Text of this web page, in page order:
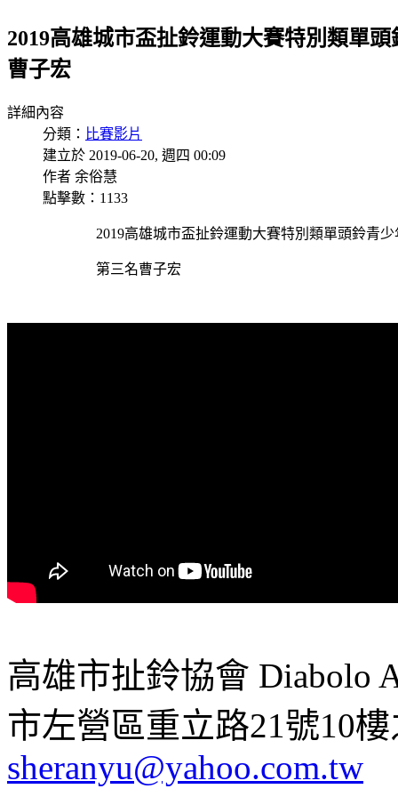
2019高雄城市盃扯鈴運動大賽特別類單
曹子宏
詳細內容
分類： 比賽影片
建立於 2019-06-20, 週四 00:09
作者 余俗慧
點擊數：1133
2019高雄城市盃扯鈴運動大賽特別類單頭鈴青少
第三名曹子宏
高雄市扯鈴協會 Diabolo
市左營區重立路21號10
sheranyu@yahoo.com.tw